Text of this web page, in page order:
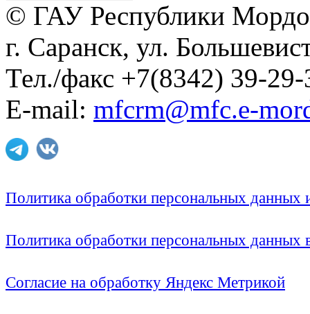
© ГАУ Республики
г. Саранск, ул.
Тел./факс +7(8342) 39-29-
E-mail: mfcrm@mfc.e-
Политика обработки персональных
Политика обработки персональных
Согласие на обработку Яндекс Метрикой